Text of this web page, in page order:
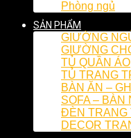
Phòng ngủ
SẢN PHẨM
GIƯỜNG
GIƯỜNG
TỦ QUẦN ÁO
TỦ TRANG
BÀN ĂN –
SOFA – BÀN
ĐÈN TRANG
DECOR